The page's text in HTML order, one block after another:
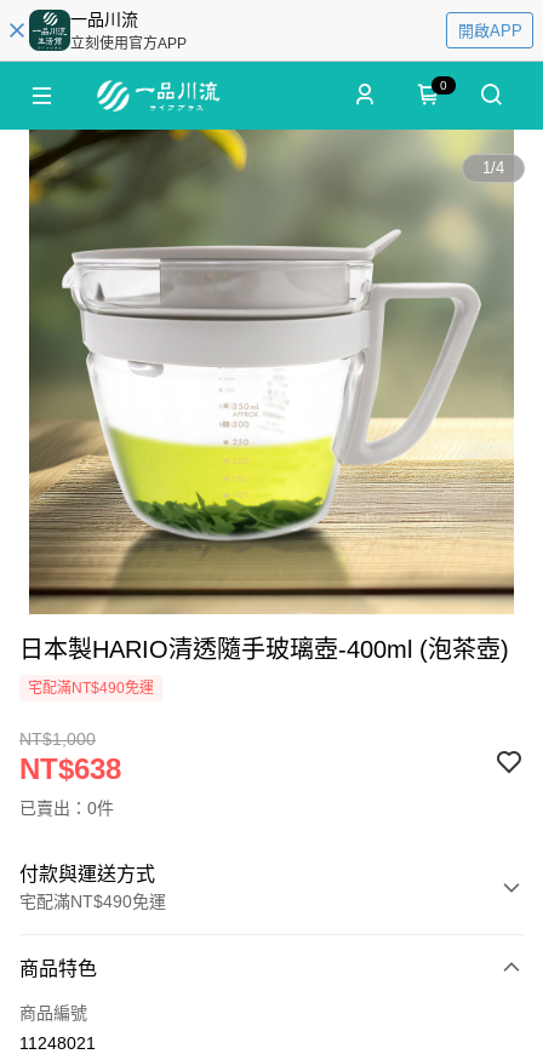
一品川流
立刻使用官方APP
開啟APP
0
1/4
日本製HARIO清透隨手玻璃壺-400ml (泡茶壺)
宅配滿NT$490免運
NT$1,000
NT$638
已賣出：0件
付款與運送方式
宅配滿NT$490免運
信用卡一次付款
信用卡分期付款
商品特色
商品編號
11248021